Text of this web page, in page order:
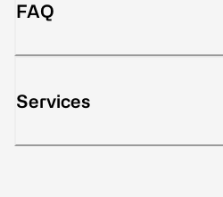
FAQ
Services